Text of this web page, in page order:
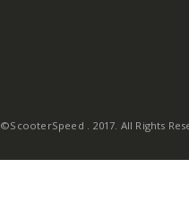
©ScooterSpeed . 2017. All Rights